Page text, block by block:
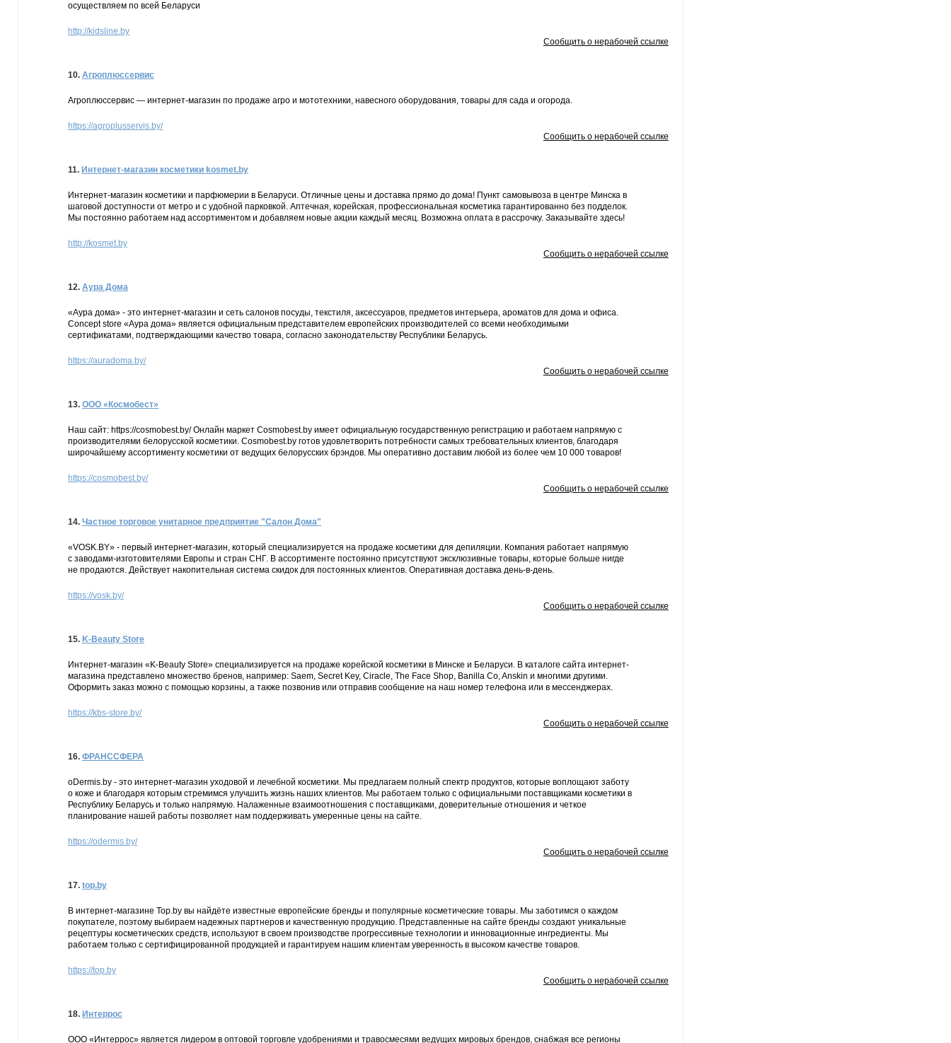
осуществляем по всей Беларуси
http://kidsline.by
Сообщить о нерабочей ссылке
10. Агроплюссервис
Агроплюссервис — интернет-магазин по продаже агро и мототехники, навесного оборудования, товары для сада и огорода.
https://agroplusservis.by/
Сообщить о нерабочей ссылке
11. Интернет-магазин косметики kosmet.by
Интернет-магазин косметики и парфюмерии в Беларуси. Отличные цены и доставка прямо до дома! Пункт самовывоза в центре Минска в
шаговой доступности от метро и с удобной парковкой. Аптечная, корейская, профессиональная косметика гарантированно без подделок.
Мы постоянно работаем над ассортиментом и добавляем новые акции каждый месяц. Возможна оплата в рассрочку. Заказывайте здесь!
http://kosmet.by
Сообщить о нерабочей ссылке
12. Аура Дома
«Аура дома» - это интернет-магазин и сеть салонов посуды, текстиля, аксессуаров, предметов интерьера, ароматов для дома и офиса.
Concept store «Аура дома» является официальным представителем европейских производителей со всеми необходимыми
сертификатами, подтверждающими качество товара, согласно законодательству Республики Беларусь.
https://auradoma.by/
Сообщить о нерабочей ссылке
13. ООО «Космобест»
Наш сайт: https://cosmobest.by/ Онлайн маркет Cosmobest.by имеет официальную государственную регистрацию и работаем напрямую с
производителями белорусской косметики. Cosmobest.by готов удовлетворить потребности самых требовательных клиентов, благодаря
широчайшему ассортименту косметики от ведущих белорусских брэндов. Мы оперативно доставим любой из более чем 10 000 товаров!
https://cosmobest.by/
Сообщить о нерабочей ссылке
14. Частное торговое унитарное предприятие "Салон Дома"
«VOSK.BY» - первый интернет-магазин, который специализируется на продаже косметики для депиляции. Компания работает напрямую
с заводами-изготовителями Европы и стран СНГ. В ассортименте постоянно присутствуют эксклюзивные товары, которые больше нигде
не продаются. Действует накопительная система скидок для постоянных клиентов. Оперативная доставка день-в-день.
https://vosk.by/
Сообщить о нерабочей ссылке
15. K-Beauty Store
Интернет-магазин «K-Beauty Store» специализируется на продаже корейской косметики в Минске и Беларуси. В каталоге сайта интернет-
магазина представлено множество бренов, например: Saem, Secret Key, Ciracle, The Face Shop, Banilla Co, Anskin и многими другими.
Оформить заказ можно с помощью корзины, а также позвонив или отправив сообщение на наш номер телефона или в мессенджерах.
https://kbs-store.by/
Сообщить о нерабочей ссылке
16. ФРАНССФЕРА
oDermis.by - это интернет-магазин уходовой и лечебной косметики. Мы предлагаем полный спектр продуктов, которые воплощают заботу
о коже и благодаря которым стремимся улучшить жизнь наших клиентов. Мы работаем только с официальными поставщиками косметики в
Республику Беларусь и только напрямую. Налаженные взаимоотношения с поставщиками, доверительные отношения и четкое
планирование нашей работы позволяет нам поддерживать умеренные цены на сайте.
https://odermis.by/
Сообщить о нерабочей ссылке
17. top.by
В интернет-магазине Top.by вы найдёте известные европейские бренды и популярные косметические товары. Мы заботимся о каждом
покупателе, поэтому выбираем надежных партнеров и качественную продукцию. Представленные на сайте бренды создают уникальные
рецептуры косметических средств, используют в своем производстве прогрессивные технологии и инновационные ингредиенты. Мы
работаем только с сертифицированной продукцией и гарантируем нашим клиентам уверенность в высоком качестве товаров.
https://top.by
Сообщить о нерабочей ссылке
18. Интеррос
ООО «Интеррос» является лидером в оптовой торговле удобрениями и травосмесями ведущих мировых брендов, снабжая все регионы